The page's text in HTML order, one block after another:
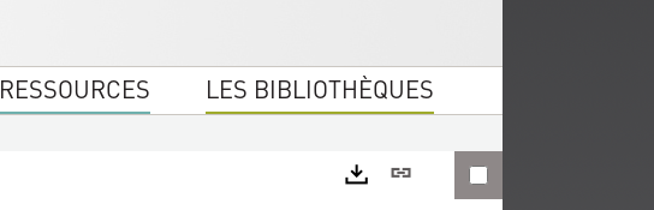
RESSOURCES LES BIBLIOTHÈQUES
Lien